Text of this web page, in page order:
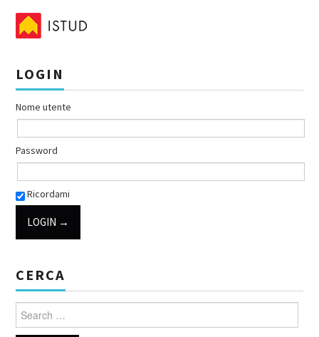
LOGIN
Nome utente
Password
Ricordami
CERCA
Search for: